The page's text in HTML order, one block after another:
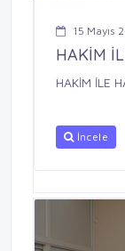
15 Mayıs
HAKİM
HAKİM İLE
İncele